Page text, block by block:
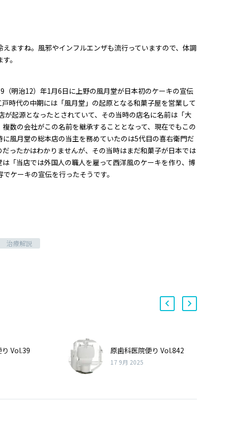
ますね。風邪やインフルエンザも流行っていますので、体調
。
明治12）年1月6日に上野の風月堂が日本初のケーキの宣伝
時代の中期には「風月堂」の起原となる和菓子屋を営業して
起源となったとされていて、その当時の店名に名前は「大
数の会社がこの名前を継承することとなって、現在でもこの
風月堂の総本店の当主を務めていたのは5代目の喜右衛門だ
ったかはわかりませんが、その当時はまだ和菓子が日本では
「当店では外国人の職人を雇って西洋風のケーキを作り、博
ケーキの宣伝を行ったそうです。
治療解説
Vol.39 原歯科医院便り Vol.842
17 9月 2025